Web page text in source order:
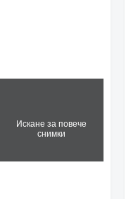
Искане за повече
снимки